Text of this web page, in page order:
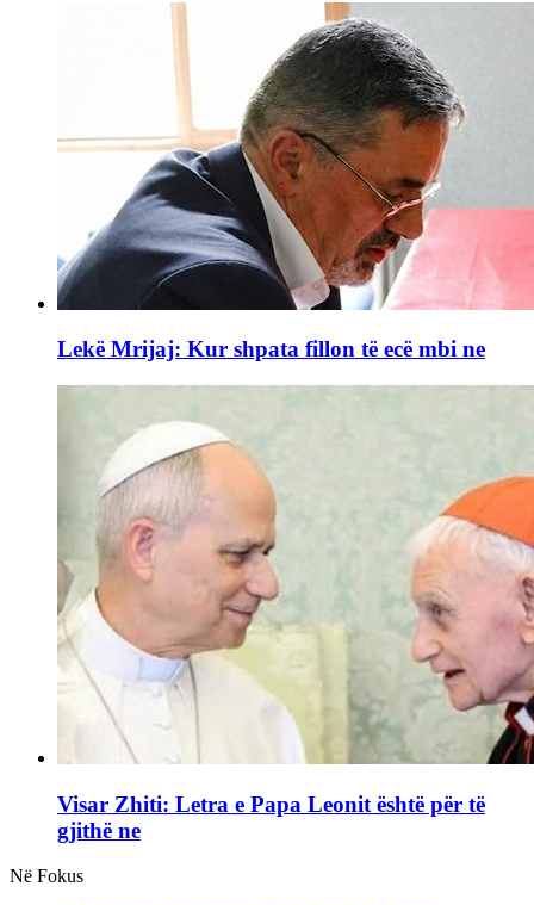
Lekë Mrijaj: Kur shpata fillon të ecë mbi ne
Visar Zhiti: Letra e Papa Leonit është për të
gjithë ne
Në Fokus